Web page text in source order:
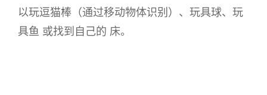
以玩逗猫棒 （通过移动物体识别）、玩具球、 玩
具鱼 或找到自己的 床。